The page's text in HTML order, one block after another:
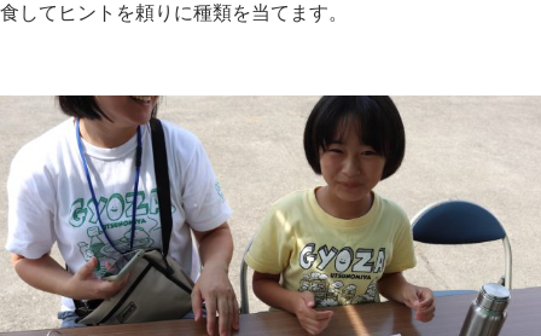
食してヒントを頼りに種類を当てます。